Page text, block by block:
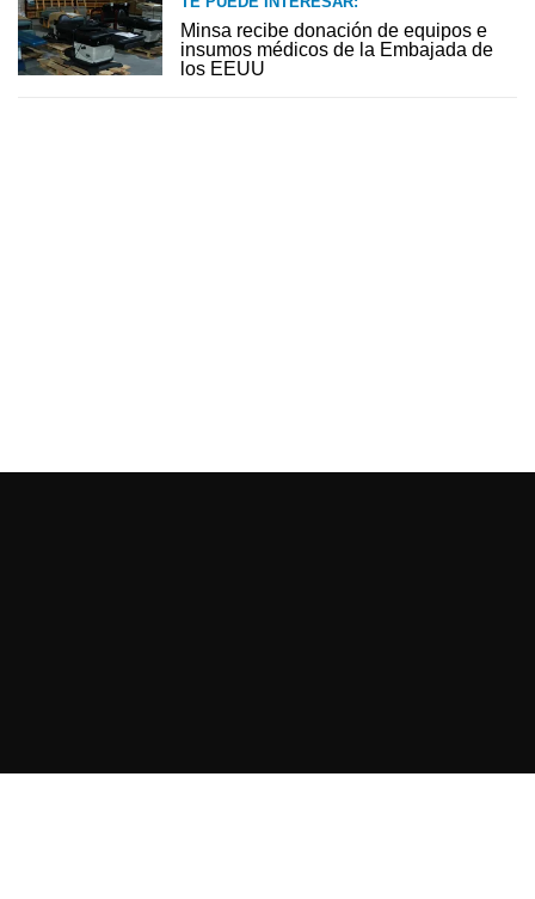
Minsa recibe donación de equipos e
insumos médicos de la Embajada de
los EEUU